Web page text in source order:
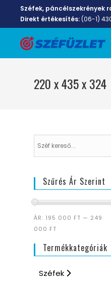
Széfek, páncélszekrények
Direkt értékesítés:(06-1)
220 x 435 x 324
Szűrés Ár Szerint
ÁR: 195 000 FT — 249
000 FT
Termékkategóriák
Széfek